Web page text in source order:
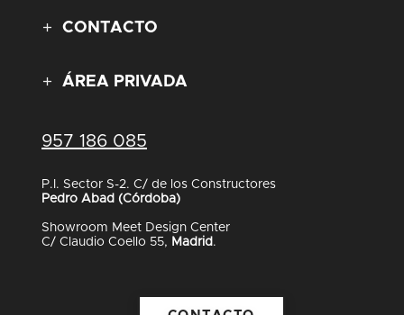
CONTACTO
ÁREA PRIVADA
957 186 085
P.I. Sector S-2. C/ de los Constructores
Pedro Abad (Córdoba)
Showroom Meet Design Center
C/ Claudio Coello 55, Madrid .